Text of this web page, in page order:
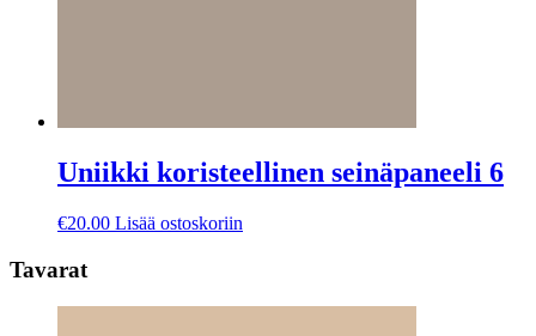
Uniikki koristeellinen seinäpaneeli 6
€20.00 Lisää ostoskoriin
Tavarat